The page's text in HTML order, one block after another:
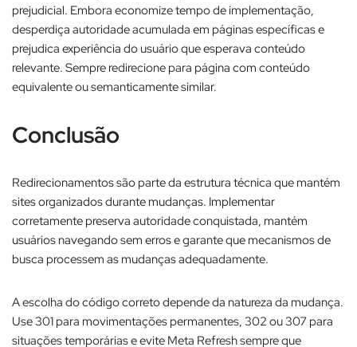
prejudicial. Embora economize tempo de implementação,
desperdiça autoridade acumulada em páginas específicas e
prejudica experiência do usuário que esperava conteúdo
relevante. Sempre redirecione para página com conteúdo
equivalente ou semanticamente similar.​
Conclusão
Redirecionamentos são parte da estrutura técnica que mantém
sites organizados durante mudanças. Implementar
corretamente preserva autoridade conquistada, mantém
usuários navegando sem erros e garante que mecanismos de
busca processem as mudanças adequadamente.​
A escolha do código correto depende da natureza da mudança.
Use 301 para movimentações permanentes, 302 ou 307 para
situações temporárias e evite Meta Refresh sempre que